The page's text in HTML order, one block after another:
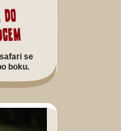
se
boku.